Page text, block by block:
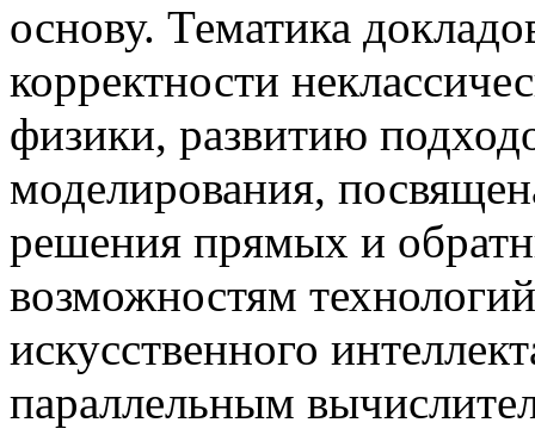
основу. Тематика
корректности
физики, развитию
моделирования,
решения прямых и
возможностям
искусственного
параллельным